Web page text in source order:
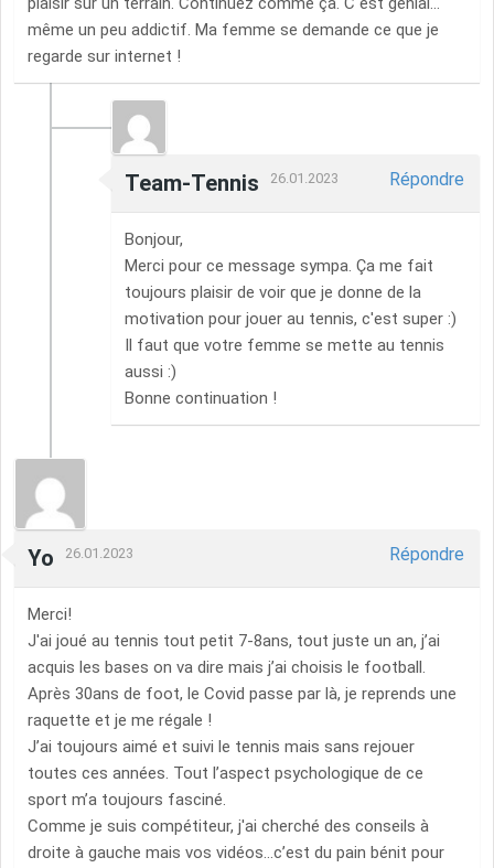
même un peu addictif. Ma femme se demande ce que je
regarde sur internet !
Team-Tennis 26.01.2023 Répondre
Bonjour,
Merci pour ce message sympa. Ça me fait
toujours plaisir de voir que je donne de la
motivation pour jouer au tennis, c'est super :)
Il faut que votre femme se mette au tennis
aussi :)
Bonne continuation !
Yo 26.01.2023 Répondre
Merci!
J'ai joué au tennis tout petit 7-8ans, tout juste un an, j’ai
acquis les bases on va dire mais j’ai choisis le football.
Après 30ans de foot, le Covid passe par là, je reprends une
raquette et je me régale !
J’ai toujours aimé et suivi le tennis mais sans rejouer
toutes ces années. Tout l’aspect psychologique de ce
sport m’a toujours fasciné.
Comme je suis compétiteur, j'ai cherché des conseils à
droite à gauche mais vos vidéos…c’est du pain bénit pour